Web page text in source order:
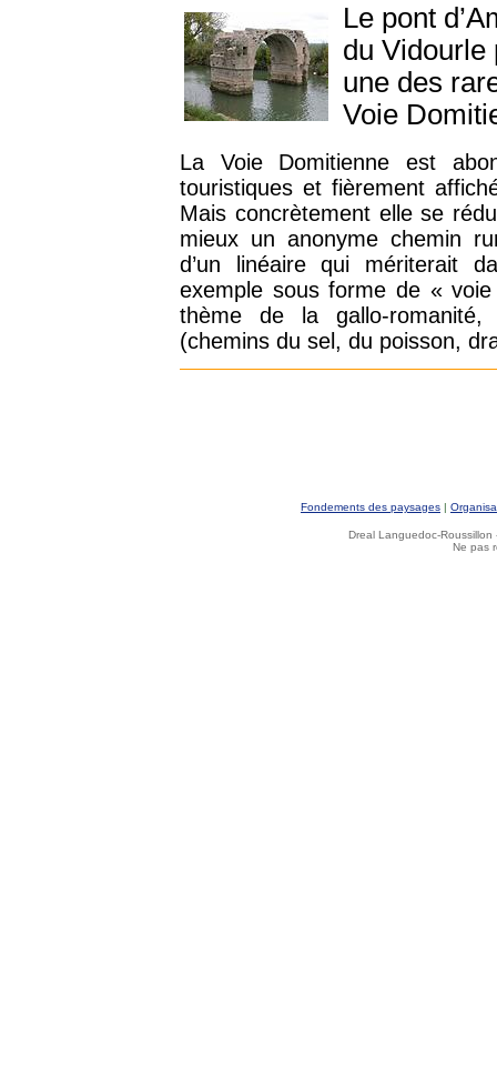
Le pont
du Vidourle
une des
Voie
La Voie Domitienne est
touristiques et fièrement
Mais concrètement elle se
mieux un anonyme chemin
d’un linéaire qui mériterait
exemple sous forme de «
thème de la gallo-
(chemins du sel, du poisson,
Fondements des paysages |
Dreal Languedoc-Roussillon
Ne pas